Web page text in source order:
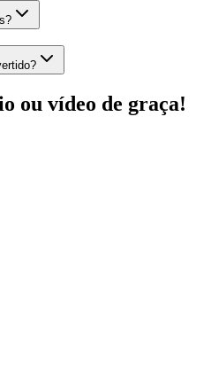
ou vídeo de graça!